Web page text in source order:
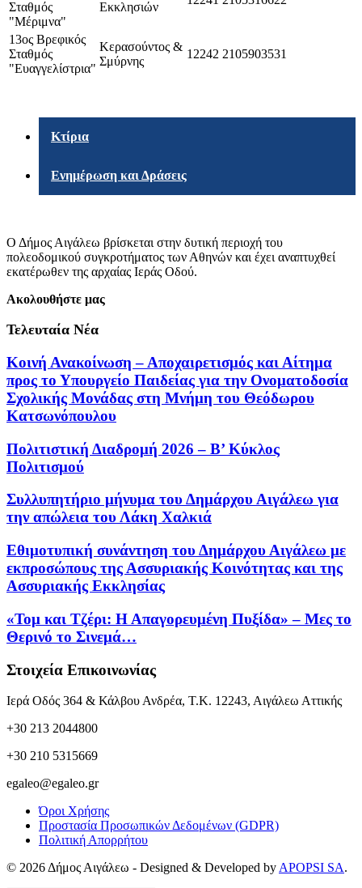
Σταθμός
"Μέριμνα"
Εκκλησιών
13ος Βρεφικός
Σταθμός
"Ευαγγελίστρια"
Κερασούντος &
Σμύρνης
12242 2105903531
Κτίρια
Ενημέρωση και Δράσεις
Ο Δήμος Αιγάλεω βρίσκεται στην δυτική περιοχή του
πολεοδομικού συγκροτήματος των Αθηνών και έχει αναπτυχθεί
εκατέρωθεν της αρχαίας Ιεράς Οδού.
Ακολουθήστε μας
Τελευταία Νέα
Κοινή Ανακοίνωση – Αποχαιρετισμός και Αίτημα
προς το Υπουργείο Παιδείας για την Ονοματοδοσία
Σχολικής Μονάδας στη Μνήμη του Θεόδωρου
Κατσωνόπουλου
Πολιτιστική Διαδρομή 2026 – Β’ Κύκλος
Πολιτισμού
Συλλυπητήριο μήνυμα του Δημάρχου Αιγάλεω για
την απώλεια του Λάκη Χαλκιά
Εθιμοτυπική συνάντηση του Δημάρχου Αιγάλεω με
εκπροσώπους της Ασσυριακής Κοινότητας και της
Ασσυριακής Εκκλησίας
«Τομ και Τζέρι: Η Απαγορευμένη Πυξίδα» – Μες το
Θερινό το Σινεμά…
Στοιχεία Επικοινωνίας
Ιερά Οδός 364 & Κάλβου Ανδρέα, Τ.Κ. 12243, Αιγάλεω Αττικής
+30 213 2044800
+30 210 5315669
egaleo@egaleo.gr
Όροι Χρήσης
Προστασία Προσωπικών Δεδομένων (GDPR)
Πολιτική Απορρήτου
© 2026 Δήμος Αιγάλεω - Designed & Developed by APOPSI SA.